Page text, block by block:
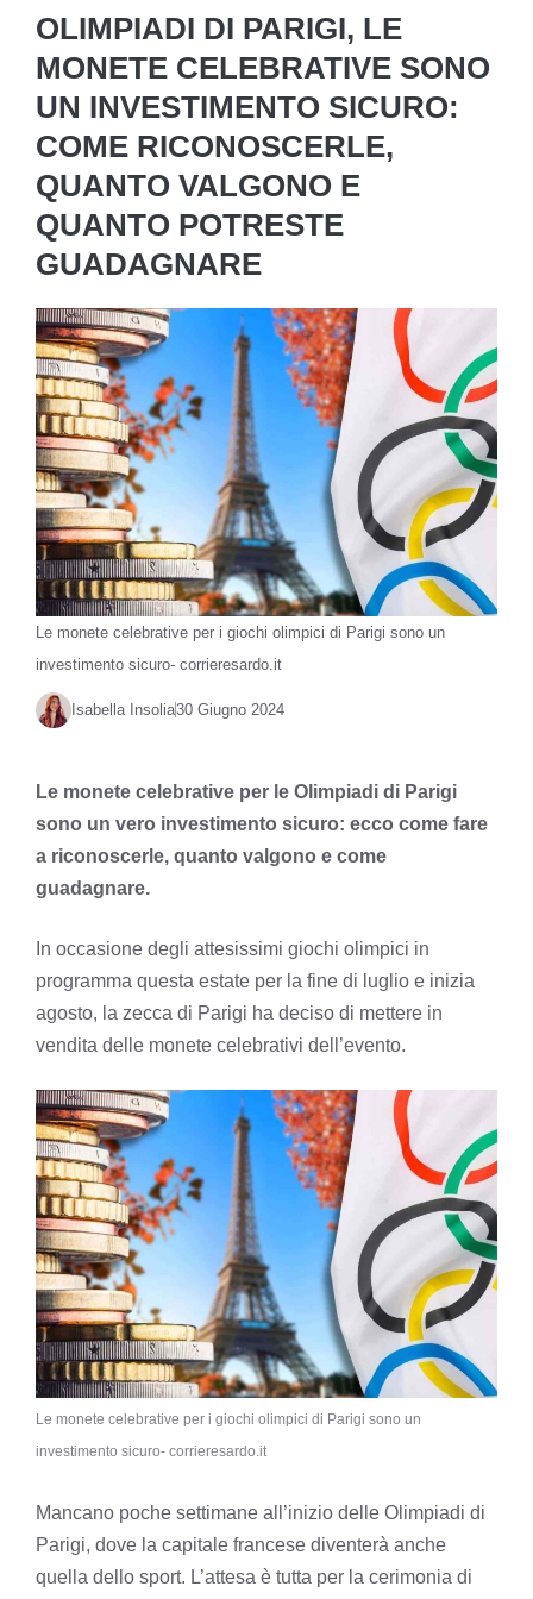
OLIMPIADI DI PARIGI, LE
MONETE CELEBRATIVE SONO
UN INVESTIMENTO SICURO:
COME RICONOSCERLE,
QUANTO VALGONO E
QUANTO POTRESTE
GUADAGNARE
Le monete celebrative per i giochi olimpici di Parigi sono un
investimento sicuro- corrieresardo.it
Isabella Insolia30 Giugno 2024
Le monete celebrative per le Olimpiadi di Parigi
sono un vero investimento sicuro: ecco come fare
a riconoscerle, quanto valgono e come
guadagnare.
In occasione degli attesissimi giochi olimpici in
programma questa estate per la fine di luglio e inizia
agosto, la zecca di Parigi ha deciso di mettere in
vendita delle monete celebrativi dell’evento.
Le monete celebrative per i giochi olimpici di Parigi sono un
investimento sicuro- corrieresardo.it
Mancano poche settimane all’inizio delle Olimpiadi di
Parigi, dove la capitale francese diventerà anche
quella dello sport. L’attesa è tutta per la cerimonia di